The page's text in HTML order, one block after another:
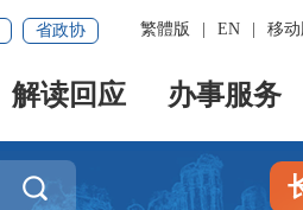
繁體版 EN 移动
省政协
解读回应 办事服务
